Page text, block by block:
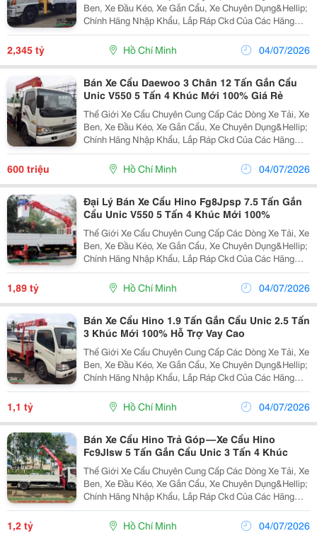
Ben, Xe Đầu Kéo, Xe Gắn Cẩu, Xe Chuyên Dụng&Hellip;
Chính Hãng Nhập Khẩu, Lắp Ráp Ckd Của Các Hãng
Thương Hiệu Isuzu, Hino, Fuso, Hyundai,
Daewoo&Hellip; Cam Kết Hỗ Trợ Trả Góp Lên Đến 90%
Giá Trị X
2,345 tỷ Hồ Chí Minh 04/07/2026
Bán Xe Cẩu Daewoo 3 Chân 12 Tấn Gắn Cẩu
Unic V550 5 Tấn 4 Khúc Mới 100% Giá Rẻ
Thế Giới Xe Cẩu Chuyên Cung Cấp Các Dòng Xe Tải, Xe
Ben, Xe Đầu Kéo, Xe Gắn Cẩu, Xe Chuyên Dụng&Hellip;
Chính Hãng Nhập Khẩu, Lắp Ráp Ckd Của Các Hãng
Thương Hiệu Isuzu, Hino, Fuso, Hyundai&Hellip; Cam
Kết Hỗ Trợ Trả Góp Lên Đến 90% Giá Trị Xe, Lãi S
600 triệu Hồ Chí Minh 04/07/2026
Đại Lý Bán Xe Cẩu Hino Fg8Jpsp 7.5 Tấn Gắn
Cẩu Unic V550 5 Tấn 4 Khúc Mới 100%
Thế Giới Xe Cẩu Chuyên Cung Cấp Các Dòng Xe Tải, Xe
Ben, Xe Đầu Kéo, Xe Gắn Cẩu, Xe Chuyên Dụng&Hellip;
Chính Hãng Nhập Khẩu, Lắp Ráp Ckd Của Các Hãng
Thương Hiệu Isuzu, Hino, Fuso, Hyundai&Hellip; Cam
Kết Hỗ Trợ Trả Góp Lên Đến 90% Giá Trị Xe, Lãi S
1,89 tỷ Hồ Chí Minh 04/07/2026
Bán Xe Cẩu Hino 1.9 Tấn Gắn Cẩu Unic 2.5 Tấn
3 Khúc Mới 100% Hỗ Trợ Vay Cao
Thế Giới Xe Cẩu Chuyên Cung Cấp Các Dòng Xe Tải, Xe
Ben, Xe Đầu Kéo, Xe Gắn Cẩu, Xe Chuyên Dụng&Hellip;
Chính Hãng Nhập Khẩu, Lắp Ráp Ckd Của Các Hãng
Thương Hiệu Isuzu, Hino, Fuso, Hyundai&Hellip; Cam
Kết Hỗ Trợ Trả Góp Lên Đến 90% Giá Trị Xe, Lãi S
1,1 tỷ Hồ Chí Minh 04/07/2026
Bán Xe Cẩu Hino Trả Góp — Xe Cẩu Hino
Fc9Jlsw 5 Tấn Gắn Cẩu Unic 3 Tấn 4 Khúc
Thế Giới Xe Cẩu Chuyên Cung Cấp Các Dòng Xe Tải, Xe
Ben, Xe Đầu Kéo, Xe Gắn Cẩu, Xe Chuyên Dụng&Hellip;
Chính Hãng Nhập Khẩu, Lắp Ráp Ckd Của Các Hãng
Thương Hiệu Isuzu, Hino, Fuso, Hyundai&Hellip; Cam
Kết Hỗ Trợ Trả Góp Lên Đến 90% Giá Trị Xe, Lãi S
1,2 tỷ Hồ Chí Minh 04/07/2026